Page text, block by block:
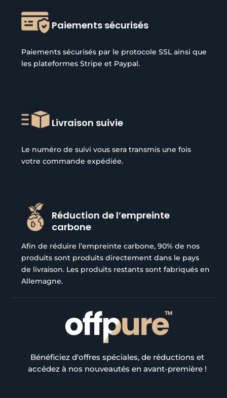
Paiements sécurisés
Paiements sécurisés par le protocole SSL ainsi que
les plateformes Stripe et Paypal.
Livraison suivie
Le numéro de suivi vous sera transmis une fois
votre commande expédiée.
Réduction de l’empreinte
carbone
Afin de réduire l’empreinte carbone, 90% de nos
produits sont produits directement dans le pays
de livraison. Les produits restants sont fabriqués en
Allemagne.
Bénéficiez d'offres spéciales, de réductions et
accédez à nos nouveautés en avant-première !